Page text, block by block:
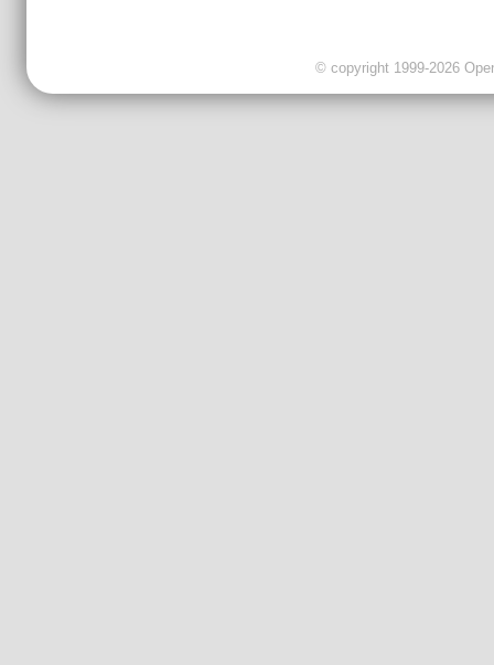
© copyright 1999-2026